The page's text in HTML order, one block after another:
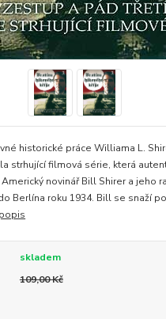
historické práce Williama L.
strhující filmová série, která
novinář Bill Shirer a jeho
Berlína roku 1934. Bill se snaží
skladem
109,00 Kč